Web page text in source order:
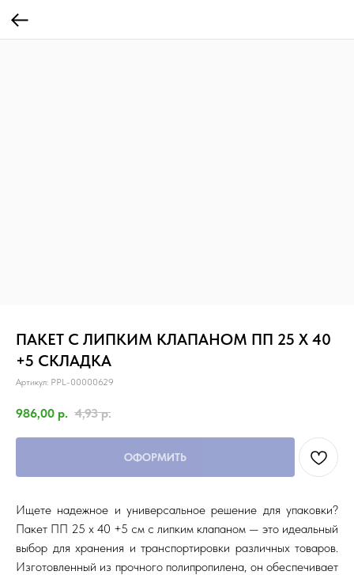
ПАКЕТ С ЛИПКИМ КЛАПАНОМ ПП 25 Х 40
+5 СКЛАДКА
Артикул: PPL-00000629
986,00 р. 4,93 р.
ОФОРМИТЬ
Ищете надежное и универсальное решение для упаковки?
Пакет ПП 25 х 40 +5 см с липким клапаном — это идеальный
выбор для хранения и транспортировки различных товаров.
Изготовленный из прочного полипропилена, он обеспечивает